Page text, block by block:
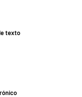
texto